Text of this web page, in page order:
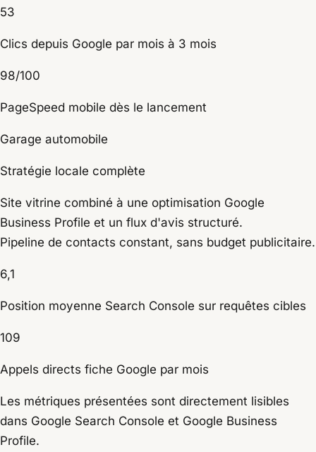
53
Clics depuis Google par mois à 3 mois
98/100
PageSpeed mobile dès le lancement
Garage automobile
Stratégie locale complète
Site vitrine combiné à une optimisation Google
Business Profile et un flux d'avis structuré.
Pipeline de contacts constant, sans budget publicitaire.
6,1
Position moyenne Search Console sur requêtes cibles
109
Appels directs fiche Google par mois
Les métriques présentées sont directement lisibles
dans Google Search Console et Google Business
Profile.